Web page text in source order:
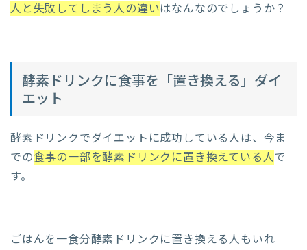
人と失敗してしまう人の違いはなんなのでしょうか？
酵素ドリンクに食事を「置き換える」ダイ
エット
酵素ドリンクでダイエットに成功している人は、今ま
での食事の一部を酵素ドリンクに置き換えている人で
す。
ごはんを一食分酵素ドリンクに置き換える人もいれ